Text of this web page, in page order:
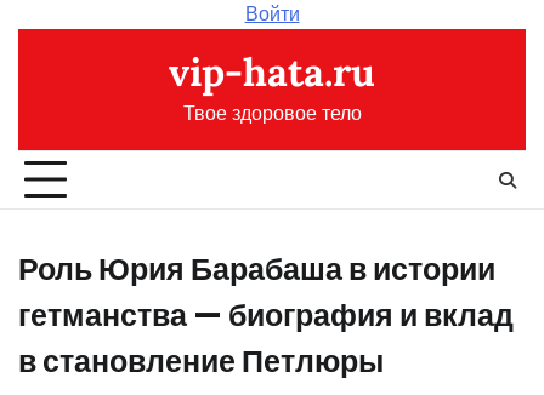
Войти
vip-hata.ru
Твое здоровое тело
Роль Юрия Барабаша в истории
гетманства — биография и вклад
в становление Петлюры